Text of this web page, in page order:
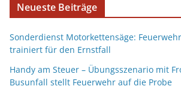
Neueste Beiträge
Sonderdienst Motorkettensäge:
trainiert für den Ernstfall
Handy am Steuer – Übungsszenario mit
Busunfall stellt Feuerwehr auf die Probe